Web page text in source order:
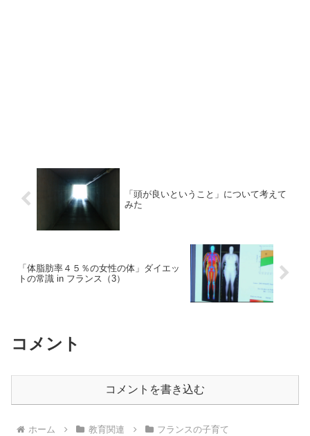
「頭が良いということ」について考えて
みた
「体脂肪率４５％の女性の体」ダイエッ
トの常識 in フランス（3）
コメント
コメントを書き込む
ホーム 教育関連 フランスの子育て